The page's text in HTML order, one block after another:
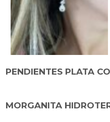
PENDIENTES PLATA
MORGANITA